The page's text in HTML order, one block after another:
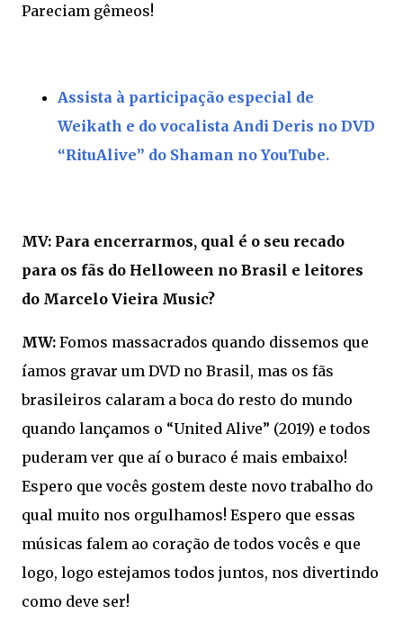
Pareciam gêmeos!
Assista à participação especial de
Weikath e do vocalista Andi Deris no DVD
“RituAlive” do Shaman no YouTube.
MV: Para encerrarmos, qual é o seu recado
para os fãs do Helloween no Brasil e leitores
do Marcelo Vieira Music?
MW: Fomos massacrados quando dissemos que
íamos gravar um DVD no Brasil, mas os fãs
brasileiros calaram a boca do resto do mundo
quando lançamos o “United Alive” (2019) e todos
puderam ver que aí o buraco é mais embaixo!
Espero que vocês gostem deste novo trabalho do
qual muito nos orgulhamos! Espero que essas
músicas falem ao coração de todos vocês e que
logo, logo estejamos todos juntos, nos divertindo
como deve ser!